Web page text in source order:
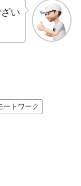
い
ートワーク